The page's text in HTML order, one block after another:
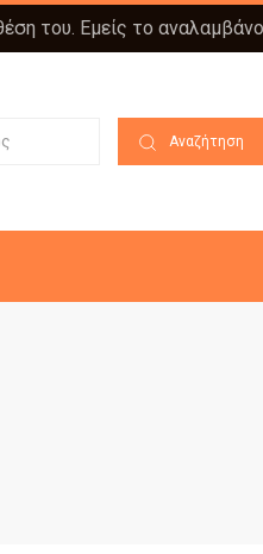
του. Εμείς το
Αναζήτηση